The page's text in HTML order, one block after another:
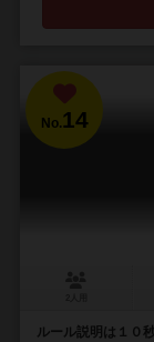
No.14
ルール説明は１０